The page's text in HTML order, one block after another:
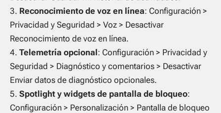
Reconocimiento de voz en línea: Configuración >
Privacidad y Seguridad > Voz > Desactivar
Reconocimiento de voz en línea.
Telemetría opcional: Configuración > Privacidad y
Seguridad > Diagnóstico y comentarios > Desactivar
Enviar datos de diagnóstico opcionales.
Spotlight y widgets de pantalla de bloqueo:
Configuración > Personalización > Pantalla de bloqueo